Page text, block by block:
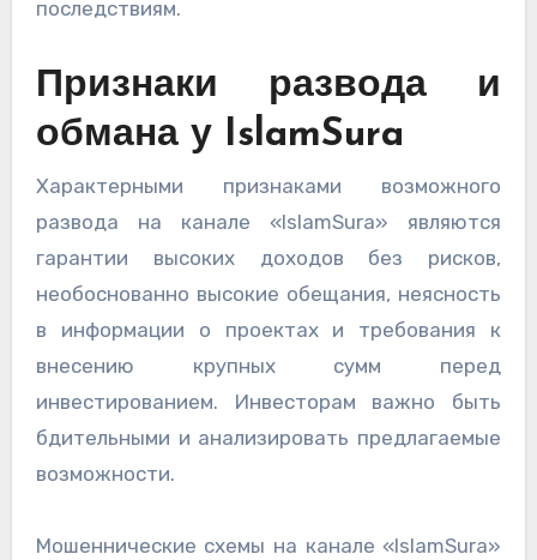
последствиям.
Признаки развода и
обмана у IslamSura
Характерными признаками возможного
развода на канале «IslamSura» являются
гарантии высоких доходов без рисков,
необоснованно высокие обещания, неясность
в информации о проектах и требования к
внесению крупных сумм перед
инвестированием. Инвесторам важно быть
бдительными и анализировать предлагаемые
возможности.
Мошеннические схемы на канале «IslamSura»